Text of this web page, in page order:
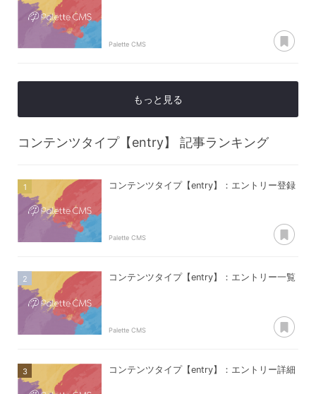
Palette CMS
もっと見る
コンテンツタイプ【entry】 記事ランキング
コンテンツタイプ【entry】：エントリー登録
Palette CMS
コンテンツタイプ【entry】：エントリー一覧
Palette CMS
コンテンツタイプ【entry】：エントリー詳細